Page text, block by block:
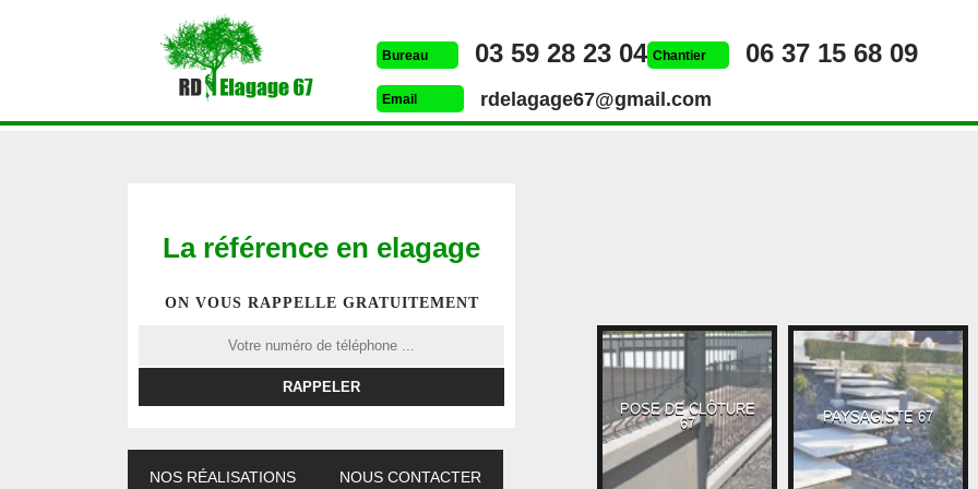
Bureau 03 59 28 23 04 Chantier 06 37 15 68 09
Email rdelagage67@gmail.com
La référence en elagage
ON VOUS RAPPELLE GRATUITEMENT
NOS RÉALISATIONS NOUS CONTACTER
POSE DE CLÔTURE
67
PAYSAGISTE 67